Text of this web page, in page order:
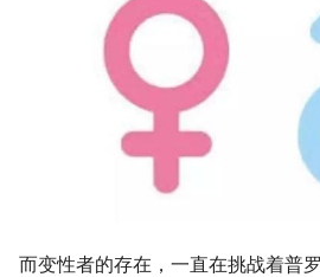
而变性者的存在，一直在挑战着普